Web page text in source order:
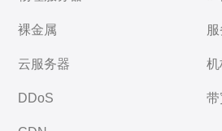
裸金属
云服务器
DDoS
机
带